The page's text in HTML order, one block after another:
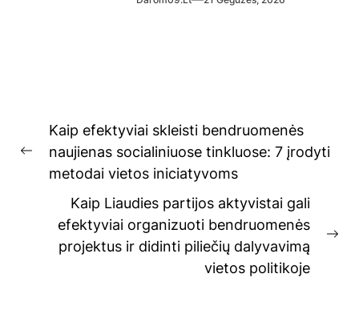
Navigacija
tarp
įrašų
Previous
post:
Kaip efektyviai skleisti bendruomenės
naujienas socialiniuose tinkluose: 7 įrodyti
metodai vietos iniciatyvoms
Kaip Liaudies partijos aktyvistai gali
efektyviai organizuoti bendruomenės
projektus ir didinti piliečių dalyvavimą
vietos politikoje